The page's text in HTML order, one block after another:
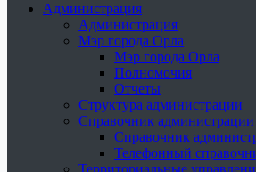
Администрация
Администрация
Мэр города Орла
Мэр города Орла
Полномочия
Отчеты
Структура администрации
Справочник администрации
Справочник
Телефонный
Территориальные